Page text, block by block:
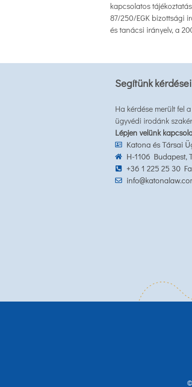
kapcsolatos
87/250/EGK bizottsági
és tanácsi irányelv, a
Segítünk
Ha kérdése merült fel
ügyvédi irodánk
Lépjen velünk
Katona és Társai
H-1106 Budapest,
+36 1 225 25 30